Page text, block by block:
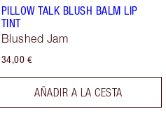
PILLOW TALK BLUSH BALM LIP
TINT
Blushed Jam
34,00 €
AÑADIR A LA CESTA